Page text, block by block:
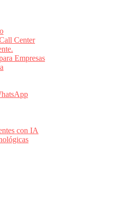
Center
Empresas
con IA